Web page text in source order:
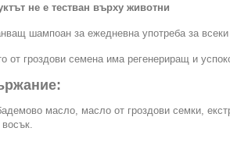
не е тестван върху животни
шампоан за ежедневна употреба за
от гроздови семена има регенериращ и
масло, масло от гроздови семки,